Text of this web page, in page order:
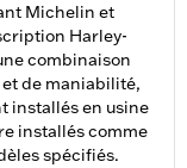
Michelin et
Harley-
combinaison
de maniabilité,
installés en usine
installés comme
spécifiés.